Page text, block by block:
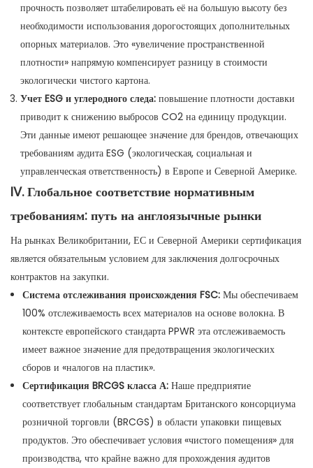
прочность позволяет штабелировать её на большую высоту без
необходимости использования дорогостоящих дополнительных
опорных материалов. Это «увеличение пространственной
плотности» напрямую компенсирует разницу в стоимости
экологически чистого картона.
Учет ESG и углеродного следа: повышение плотности доставки
приводит к снижению выбросов CO2 на единицу продукции.
Эти данные имеют решающее значение для брендов, отвечающих
требованиям аудита ESG (экологическая, социальная и
управленческая ответственность) в Европе и Северной Америке.
IV. Глобальное соответствие нормативным
требованиям: путь на англоязычные рынки
На рынках Великобритании, ЕС и Северной Америки сертификация
является обязательным условием для заключения долгосрочных
контрактов на закупки.
Система отслеживания происхождения FSC:Мы обеспечиваем
100% отслеживаемость всех материалов на основе волокна. В
контексте европейского стандарта PPWR эта отслеживаемость
имеет важное значение для предотвращения экологических
сборов и «налогов на пластик».
Сертификация BRCGS класса А:Наше предприятие
соответствует глобальным стандартам Британского консорциума
розничной торговли (BRCGS) в области упаковки пищевых
продуктов. Это обеспечивает условия «чистого помещения» для
производства, что крайне важно для прохождения аудитов